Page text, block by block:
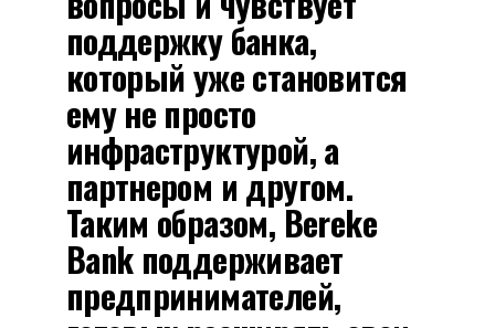
поддержку банка,
который уже становится
ему не просто
инфраструктурой, а
партнером и другом.
Таким образом, Bereke
Bank поддерживает
предпринимателей,